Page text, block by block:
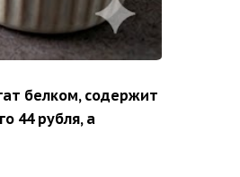
белком, содержит
44 рубля, а